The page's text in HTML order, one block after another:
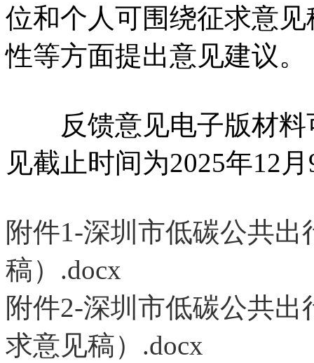
位和个人可围绕征求意
性等方面提出意见建议。
反馈意见电子版材料
见截止时间为2025年12
附件1-深圳市低碳公共
稿）.docx
附件2-深圳市低碳公共
求意见稿）.docx